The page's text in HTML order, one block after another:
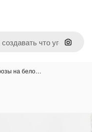
Поиск
на бело…